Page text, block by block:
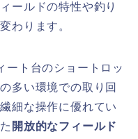
ールドの特性や釣り
わります。
ート台のショートロッ
多い環境での取り回
細な操作に優れてい
開放的なフィールド